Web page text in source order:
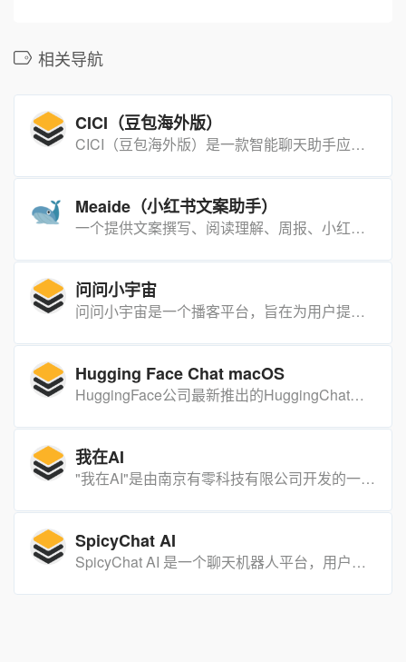
相关导航
CICI（豆包海外版）
CICI（豆包海外版）是一款智能聊天助手应用，能够陪伴用户进行智能对话，解答问题，提供娱乐互动等功能。它的优势在于智能学习用户习惯，提供个性化的服务。定价灵活，定位为用户的智能聊天伙伴。
Meaide（小红书文案助手）
一个提供文案撰写、阅读理解、周报、小红书文案标题助手的网站。
问问小宇宙
问问小宇宙是一个播客平台，旨在为用户提供一个探索各种话题的空间，分享知识，增进理解。产品以轻松有趣的方式，让听众在日常生活中也能接触到历史、理财、体育等多元化内容。
Hugging Face Chat macOS
HuggingFace公司最新推出的HuggingChat原生macOS客户端为macOS用户带来了无缝且直观的高级AI对话体验，支持本地使用语言模型，并集成了Markdown、网页浏览、代码语法高亮等实用功能。用户可以通过简单的安装步骤快速启动应用，随时享受强大的AI聊天能力。
我在AI
"我在AI"是由南京有零科技有限公司开发的一款免费人工智能软件，旨在通过提供定制化的智能体，为用户的生活带来更多便利和可能性。
SpicyChat AI
SpicyChat AI 是一个聊天机器人平台，用户可以创建和与 AI 角色进行互动。